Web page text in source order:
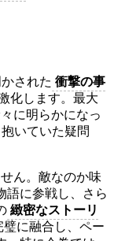
された 衝撃の事
化します。最大
に明らかになっ
いていた疑問
ん。敵なのか味
語に参戦し、さら
緻密なストーリ
璧に融合し、ペー